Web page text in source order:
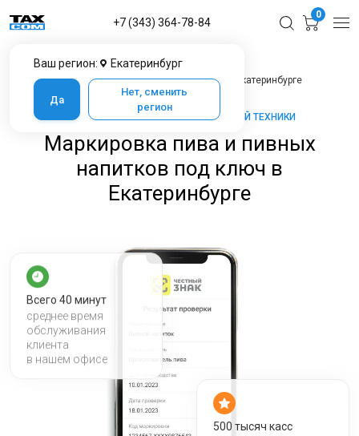
Ваш регион: Екатеринбург
Да
Нет, сменить
регион
+7 (343) 364-78-84
0
Главная
Услуги ЦТО
Маркировка пива и пивных напитков под ключ в Екатеринбурге
ТАКСКОМ-КАССА — МАРКЕТ КАССОВОЙ ТЕХНИКИ
Маркировка пива и пивных
напитков под ключ в
Екатеринбурге
Всего 40 минут
среднее время
обслуживания
клиента
в нашем офисе
500 тысяч касс